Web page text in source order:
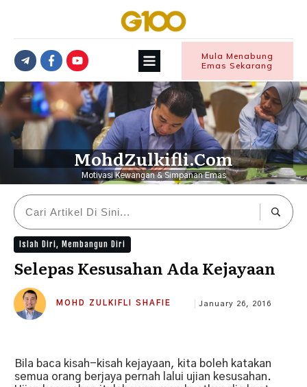
Mula Menabung
Emas Sekarang
MohdZulkifli.Com
Motivasi Kewangan & Simpanan Emas
Islah Diri, Membangun Diri
Selepas Kesusahan Ada Kejayaan
MOHD ZULKIFLI SHAFIE January 26, 2016
Bila baca kisah-kisah kejayaan, kita boleh katakan
semua orang berjaya pernah lalui ujian kesusahan.